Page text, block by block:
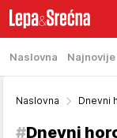
Naslovna Najnovije
Naslovna Dnevni
#Dnevni